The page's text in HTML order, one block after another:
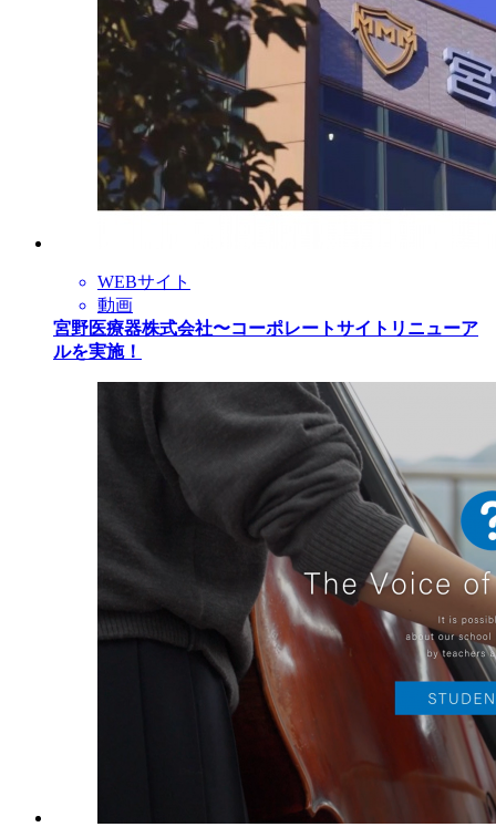
WEBサイト
動画
宮野医療器株式会社〜コーポレートサイトリニューア
ルを実施！